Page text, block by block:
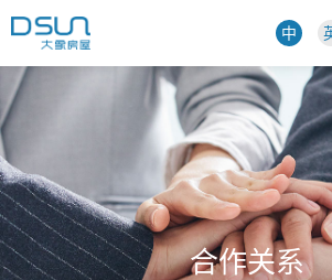
中
合作关系